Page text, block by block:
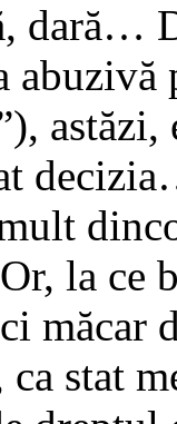
dară…
la ce
măcar
stat